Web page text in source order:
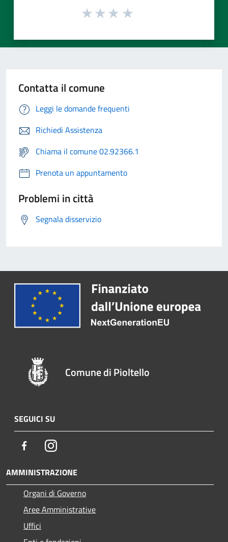
Contatta il comune
Leggi le domande frequenti
Richiedi Assistenza
Chiama il comune 02.92366.1
Prenota un appuntamento
Problemi in città
Segnala disservizio
Comune di Pioltello
SEGUICI SU
FacebookInstagram
AMMINISTRAZIONE
Organi di Governo
Aree Amministrative
Uffici